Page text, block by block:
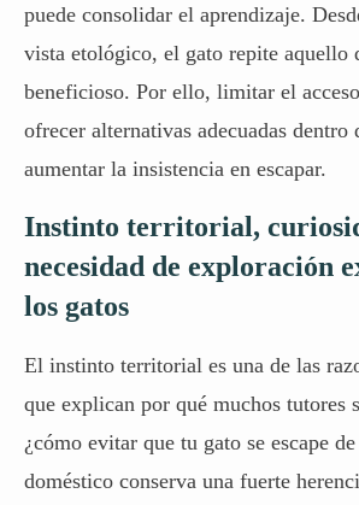
puede consolidar el aprendizaje.
vista etológico, el gato repite aquello
beneficioso. Por ello, limitar el
ofrecer alternativas adecuadas dentro
aumentar la insistencia en escapar.
Instinto territorial,
necesidad de exploración
los gatos
El instinto territorial es una de las
que explican por qué muchos tutores
¿cómo evitar que tu gato se escape de
doméstico conserva una fuerte